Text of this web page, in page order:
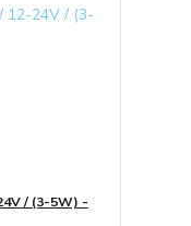
/ (3-5W) -